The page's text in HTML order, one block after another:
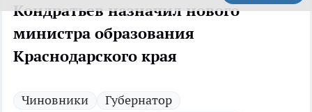
Кондратьев назначил нового
министра образования
Краснодарского края
Чиновники
Губернатор